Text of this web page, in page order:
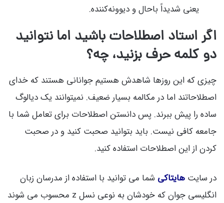
یعنی شدیداً باحال و دیوونه‌کننده.
اگر استاد اصطلاحات باشید اما نتوانید
دو کلمه حرف بزنید، چه؟
چیزی که این روزها شاهدش هستیم جوانانی هستند که خدای
اصطلاحاتند اما در مکالمه بسیار ضعیف. نمیتوانند یک دیالوگ
ساده را پیش ببرند. پس دانستن اصطلاحات برای تعامل شما با
جامعه کافی نیست. باید بتوانید صحبت کنید و در صحبت
کردن از این اصطلاحات استفاده کنید.
در سایت هایتاکی شما می توانید با استفاده از مدرسان زبان
انگلیسی جوان که خودشان به نوعی نسل z محسوب می شوند